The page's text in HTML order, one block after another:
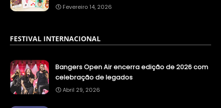
Fevereiro 14, 2026
FESTIVAL INTERNACIONAL
Bangers Open Air encerra edição de 2026 com
celebração de legados
Abril 29, 2026